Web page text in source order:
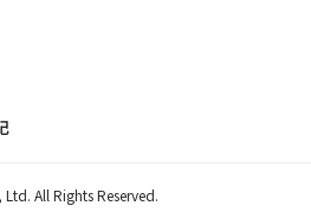
All Rights Reserved.